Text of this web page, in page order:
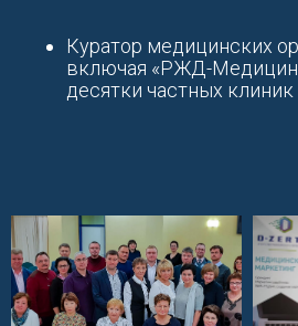
Куратор медицинских
включая «РЖД-
десятки частных